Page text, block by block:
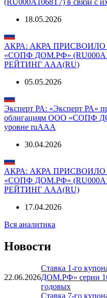
Эксперт РА: «Эксперт РА»
(RU000A1068T7) в связи с
18.05.2026
АКРА: АКРА
РЕЙТИНГ AAA(RU)
05.05.2026
Эксперт РА: «Эксперт РА»
уровне ruAAA
30.04.2026
АКРА: АКРА
РЕЙТИНГ AAA(RU)
Новости